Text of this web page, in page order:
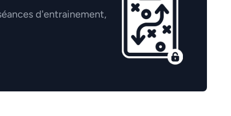
d'entrainement,